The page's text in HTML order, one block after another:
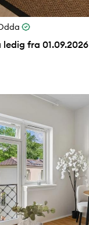
fra 01.09.2026